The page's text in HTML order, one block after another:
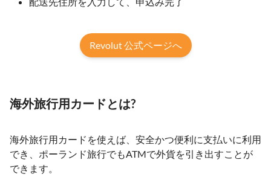
Revolut 公式ページへ
海外旅行用カードとは?
海外旅行用カードを使えば、安全かつ便利に支払いに利用
でき、ポーランド旅行でもATMで外貨を引き出すことが
できます。